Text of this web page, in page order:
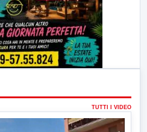
TUTTI I VIDEO